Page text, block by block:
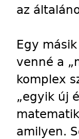
az
Egy
venné a
komplex
„egyik új
amilyen.